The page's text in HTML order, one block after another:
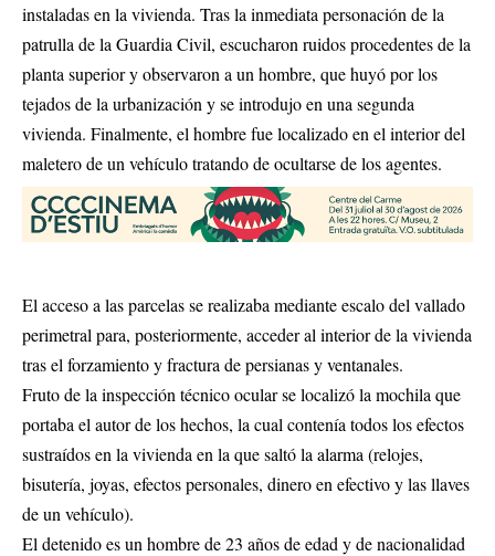
instaladas en la vivienda. Tras la inmediata personación de la
patrulla de la Guardia Civil, escucharon ruidos procedentes de la
planta superior y observaron a un hombre, que huyó por los
tejados de la urbanización y se introdujo en una segunda
vivienda. Finalmente, el hombre fue localizado en el interior del
maletero de un vehículo tratando de ocultarse de los agentes.
El acceso a las parcelas se realizaba mediante escalo del vallado
perimetral para, posteriormente, acceder al interior de la vivienda
tras el forzamiento y fractura de persianas y ventanales.
Fruto de la inspección técnico ocular se localizó la mochila que
portaba el autor de los hechos, la cual contenía todos los efectos
sustraídos en la vivienda en la que saltó la alarma (relojes,
bisutería, joyas, efectos personales, dinero en efectivo y las llaves
de un vehículo).
El detenido es un hombre de 23 años de edad y de nacionalidad